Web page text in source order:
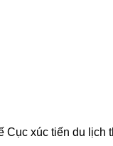
Cục xúc tiến du